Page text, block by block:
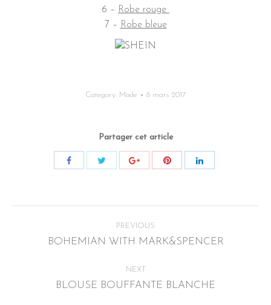
6 – Robe rouge
7 – Robe bleue
Category: Mode 8 mars 2017
Partager cet article
navigation
PREVIOUS
Previous
BOHEMIAN WITH MARK&SPENCER
NEXT
Next
BLOUSE BOUFFANTE BLANCHE